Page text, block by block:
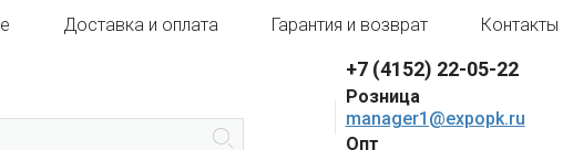
Доставка и оплата Гарантия и возврат Контакты
+7 (4152) 22-05-22
Розница
manager1@expopk.ru
Опт